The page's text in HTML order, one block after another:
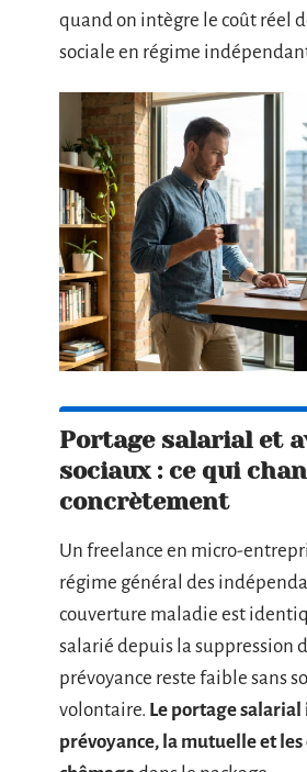
quand on intègre le coût réel
sociale en régime
Portage salarial et
sociaux : ce qui
concrètement
Un freelance en micro-
régime général des
couverture maladie est
salarié depuis la suppression
prévoyance reste faible sans
volontaire. Le portage
prévoyance, la mutuelle et